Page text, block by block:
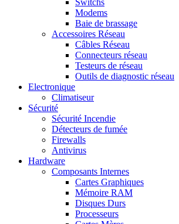
Switchs
Modems
Baie de brassage
Accessoires Réseau
Câbles Réseau
Connecteurs réseau
Testeurs de réseau
Outils de diagnostic réseau
Electronique
Climatiseur
Sécurité
Sécurité Incendie
Détecteurs de fumée
Firewalls
Antivirus
Hardware
Composants Internes
Cartes Graphiques
Mémoire RAM
Disques Durs
Processeurs